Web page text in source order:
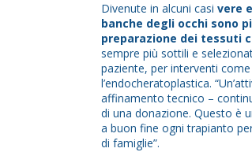
Divenute in alcuni casivere
banche degli occhi sono
preparazione dei tessuti
sempre più sottili e
paziente, per interventi
l’endocheratoplastica.
affinamento tecnico –
di una donazione. Questo è
a buon fine ogni trapianto
di famiglie”.